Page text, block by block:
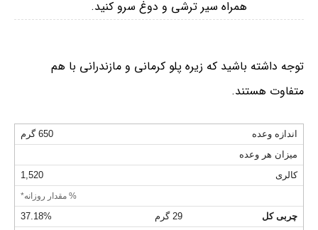
همراه سیر ترشی و دوغ سرو کنید.
توجه داشته باشید که زیره پلو کرمانی و مازندرانی با هم
متفاوت هستند.⁣
اندازه وعده
650 گرم
میزان هر وعده
کالری
1,520
% مقدار روزانه*
چربی کل 29 گرم
37.18%